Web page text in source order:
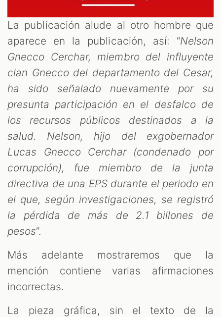
La publicación alude al otro hombre que
aparece en la publicación, así: “Nelson
Gnecco Cerchar, miembro del influyente
clan Gnecco del departamento del Cesar,
ha sido señalado nuevamente por su
presunta participación en el desfalco de
los recursos públicos destinados a la
salud. Nelson, hijo del exgobernador
Lucas Gnecco Cerchar (condenado por
corrupción), fue miembro de la junta
directiva de una EPS durante el periodo en
el que, según investigaciones, se registró
la pérdida de más de 2.1 billones de
pesos”.
Más adelante mostraremos que la
mención contiene varias afirmaciones
incorrectas.
La pieza gráfica, sin el texto de la